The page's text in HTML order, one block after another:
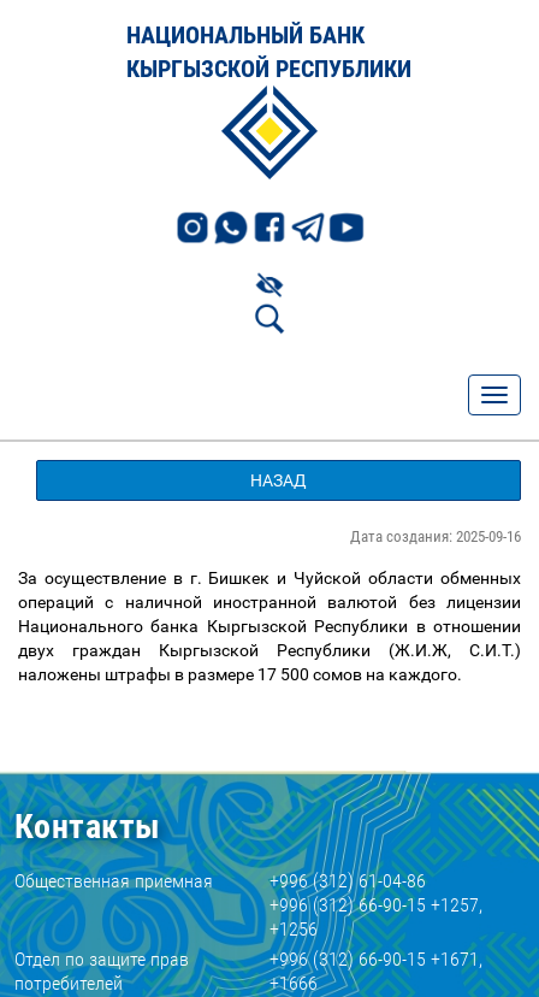
НАЦИОНАЛЬНЫЙ БАНК
КЫРГЫЗСКОЙ РЕСПУБЛИКИ
НАЗАД
Дата создания: 2025-09-16
За осуществление в г. Бишкек и Чуйской области обменных
операций с наличной иностранной валютой без лицензии
Национального банка Кыргызской Республики в отношении
двух граждан Кыргызской Республики (Ж.И.Ж, С.И.Т.)
наложены штрафы в размере 17 500 сомов на каждого.
Контакты
Общественная приемная
+996 (312) 61-04-86
+996 (312) 66-90-15 +1257,
+1256
Отдел по защите прав
потребителей
+996 (312) 66-90-15 +1671,
+1666